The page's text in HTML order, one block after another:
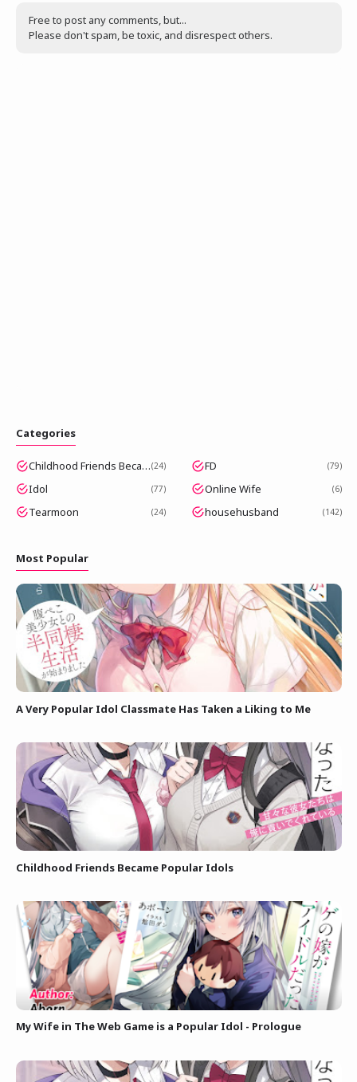
Free to post any comments, but...
Please don't spam, be toxic, and disrespect others.
Categories
Childhood Friends Became Popular Idols 24 FD 79
Idol 77 Online Wife 6
Tearmoon 24 househusband 142
Most Popular
A Very Popular Idol Classmate Has Taken a Liking to Me
Childhood Friends Became Popular Idols
My Wife in The Web Game is a Popular Idol - Prologue